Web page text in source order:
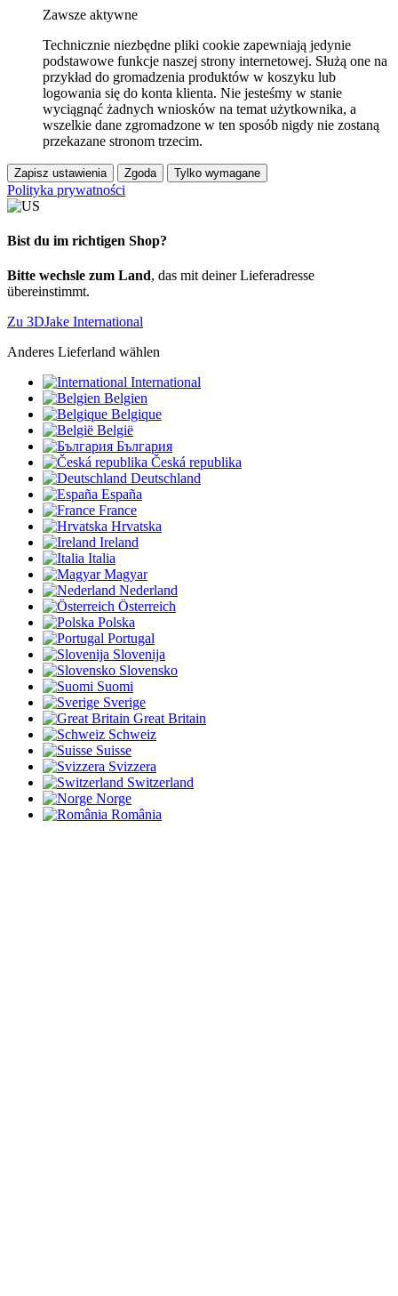
Zawsze aktywne
Technicznie niezbędne pliki cookie zapewniają jedynie
podstawowe funkcje naszej strony internetowej. Służą one na
przykład do gromadzenia produktów w koszyku lub
logowania się do konta klienta. Nie jesteśmy w stanie
wyciągnąć żadnych wniosków na temat użytkownika, a
wszelkie dane zgromadzone w ten sposób nigdy nie zostaną
przekazane stronom trzecim.
Zapisz ustawienia Zgoda Tylko wymagane
Polityka prywatności
Bist du im richtigen Shop?
Bitte wechsle zum Land, das mit deiner Lieferadresse
übereinstimmt.
Zu 3DJake International
Anderes Lieferland wählen
International
Belgien
Belgique
België
България
Česká republika
Deutschland
España
France
Hrvatska
Ireland
Italia
Magyar
Nederland
Österreich
Polska
Portugal
Slovenija
Slovensko
Suomi
Sverige
Great Britain
Schweiz
Suisse
Svizzera
Switzerland
Norge
România